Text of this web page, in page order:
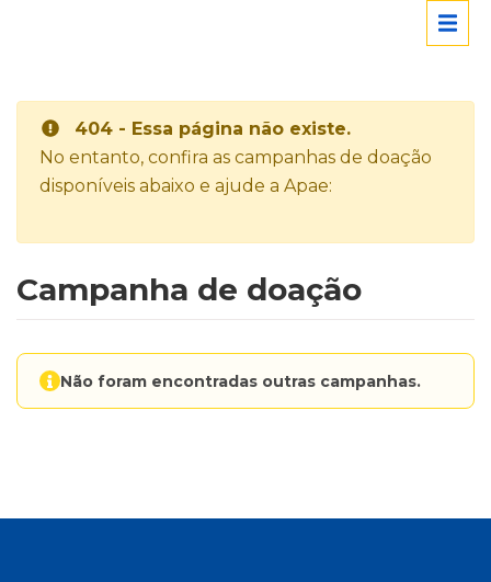
404 - Essa página não existe.
No entanto, confira as campanhas de doação
disponíveis abaixo e ajude a Apae:
Campanha de doação
Não foram encontradas outras campanhas.